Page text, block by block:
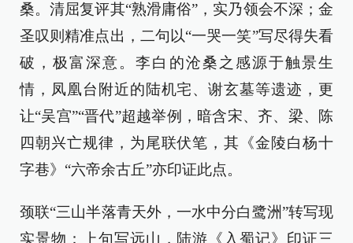
桑。清屈复评其“熟滑庸俗”，实乃领会不深；金
圣叹则精准点出，二句以“一哭一笑”写尽得失看
破，极富深意。李白的沧桑之感源于触景生
情，凤凰台附近的陆机宅、谢玄墓等遗迹，更
让“吴宫”“晋代”超越举例，暗含宋、齐、梁、陈
四朝兴亡规律，为尾联伏笔，其《金陵白杨十
字巷》“六帝余古丘”亦印证此点。
颈联“三山半落青天外，一水中分白鹭洲”转写现
实景物：上句写远山，陆游《入蜀记》印证三